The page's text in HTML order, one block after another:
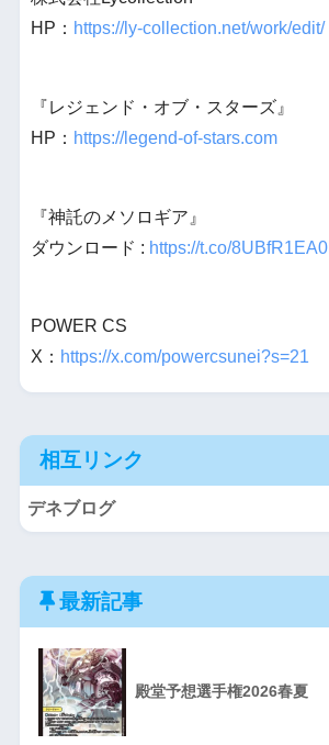
HP： https://ly-collection.net/work/edit/
『レジェンド・オブ・スターズ』
HP： https://legend-of-stars.com
『神託のメソロギア』
ダウンロード : https://t.co/8UBfR1EA0I
POWER CS
X： https://x.com/powercsunei?s=21
相互リンク
デネブログ
最新記事
殿堂予想選手権2026春夏